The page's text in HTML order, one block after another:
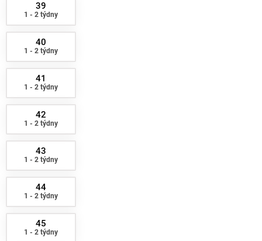
39
1 - 2 týdny
40
1 - 2 týdny
41
1 - 2 týdny
42
1 - 2 týdny
43
1 - 2 týdny
44
1 - 2 týdny
45
1 - 2 týdny